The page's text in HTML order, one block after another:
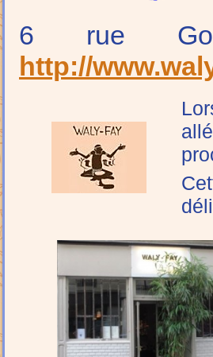
6 rue
http://